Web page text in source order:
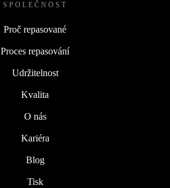
SPOLEČNOST
Proč repasované
Proces repasování
Udržitelnost
Kvalita
O nás
Kariéra
Blog
Tisk